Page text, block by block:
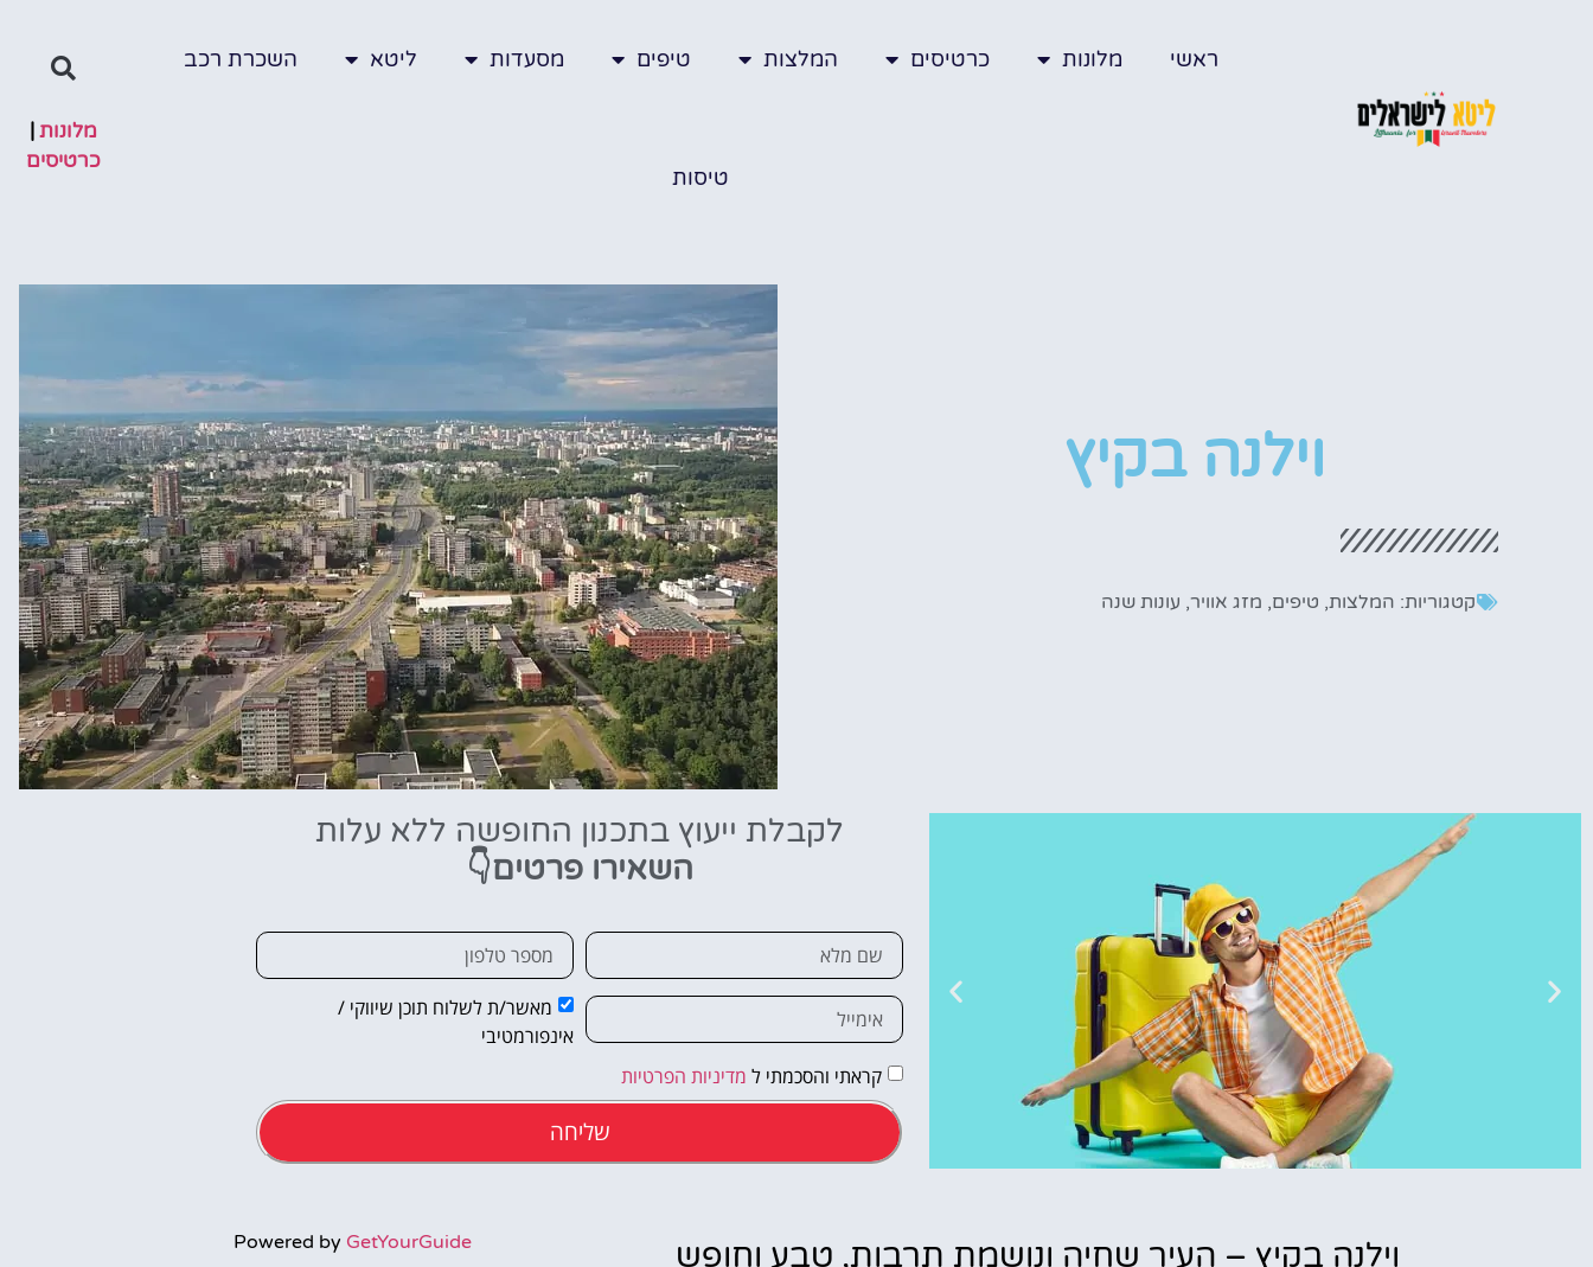
ראשי מלונות כרטיסים המלצות טיפים מסעדות ליטא השכרת רכב
טיסות
מלונות|
כרטיסים
וילנה בקיץ
קטגוריות: המלצות, טיפים, מזג אוויר, עונות שנה
טיסות מלונות
לקבלת ייעוץ בתכנון החופשה ללא עלות
השאירו פרטים👇
מאשר/ת לשלוח תוכן שיווקי /
אינפורמטיבי
קראתי והסכמתי ל מדיניות הפרטיות
שליחה
וילנה בקיץ – העיר שחיה ונושמת תרבות, טבע וחופש Powered by GetYourGuide